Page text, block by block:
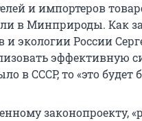
и импортеров
в Минприроды. Как
экологии России
эффективную
в СССР, то «это
законопроекту,